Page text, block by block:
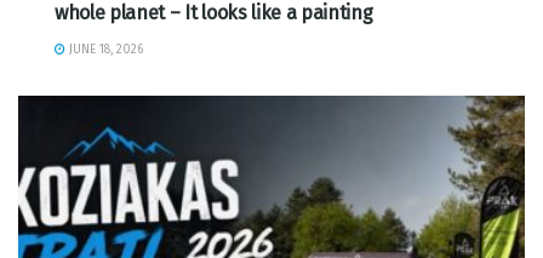
whole planet – It looks like a painting
JUNE 18, 2026